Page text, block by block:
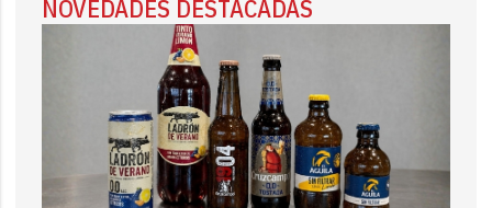
NOVEDADES DESTACADAS